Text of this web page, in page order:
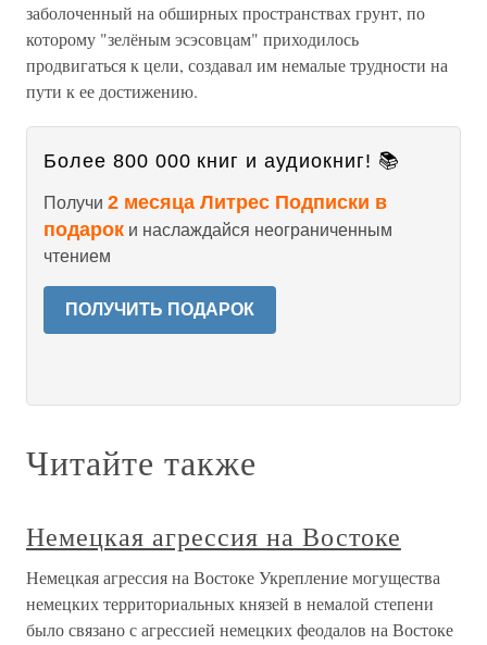
заболоченный на обширных пространствах грунт, по
которому "зелёным эсэсовцам" приходилось
продвигаться к цели, создавал им немалые трудности на
пути к ее достижению.
Более 800 000 книг и аудиокниг! 📚
Получи 2 месяца Литрес Подписки в
подарок и наслаждайся неограниченным
чтением
ПОЛУЧИТЬ ПОДАРОК
Читайте также
Немецкая агрессия на Востоке
Немецкая агрессия на Востоке Укрепление могущества
немецких территориальных князей в немалой степени
было связано с агрессией немецких феодалов на Востоке